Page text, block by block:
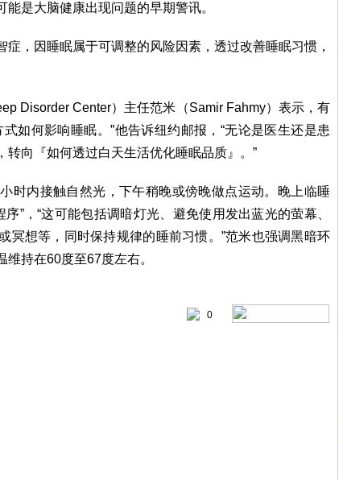
是大脑健康出现问题的早期警讯。
，因睡眠属于可调整的风险因素，透过改善睡眠习惯，
Disorder Center）主任范米（Samir Fahmy）表示，有
如何影响睡眠。”他告诉纽约邮报，“无论是医生还是患
向『如何透过白天生活优化睡眠品质』。”
时内接触自然光，下午稍晚或傍晚做点运动。晚上临睡
”，“这可能包括调暗灯光、避免使用发出蓝光的萤幕、
冥想等，同时保持规律的睡前习惯。”范米也强调黑暗环
持在60度至67度左右。
0